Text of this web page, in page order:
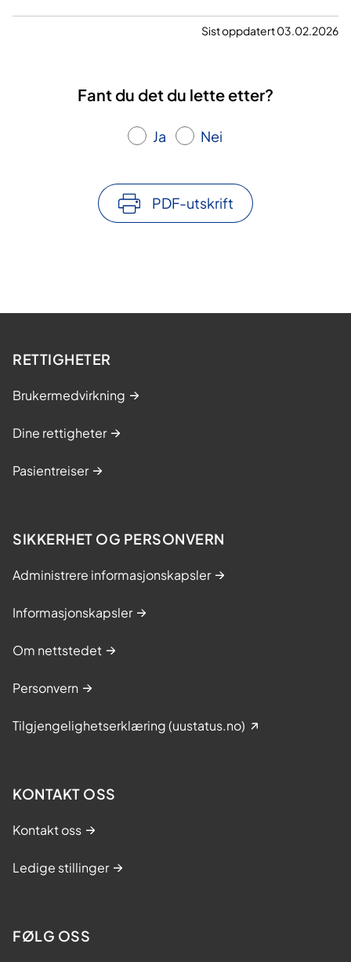
d
d
Sist oppdatert 03.02.2026
Fant du det du lette etter?
Ja Nei
PDF-utskrift
RETTIGHETER
Brukermedvirkning
Dine rettigheter
Pasientreiser
SIKKERHET OG PERSONVERN
Administrere informasjonskapsler
Informasjonskapsler
Om nettstedet
Personvern
Tilgjengelighetserklæring (uustatus.no)
KONTAKT OSS
Kontakt oss
Ledige stillinger
FØLG OSS